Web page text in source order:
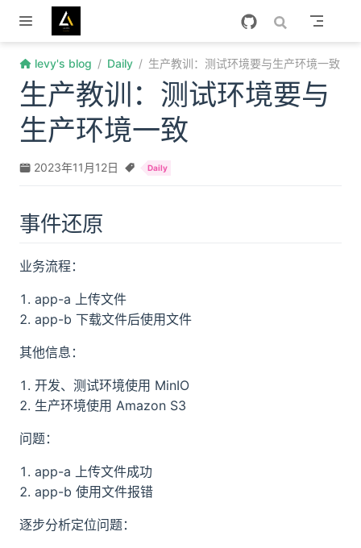
跳至主要內容
levy's blog Daily 生产教训：测试环境要与生产环境一致
生产教训：测试环境要与
生产环境一致
2023年11月12日 Daily
事件还原
业务流程：
app-a 上传文件
app-b 下载文件后使用文件
其他信息：
开发、测试环境使用 MinIO
生产环境使用 Amazon S3
问题：
app-a 上传文件成功
app-b 使用文件报错
逐步分析定位问题：